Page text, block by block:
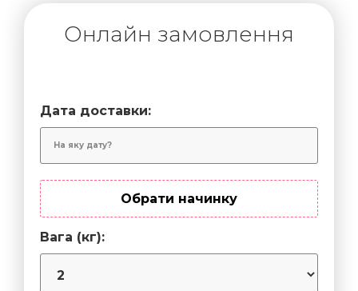
Онлайн замовлення
Дата доставки:
Обрати начинку
Вага (кг):